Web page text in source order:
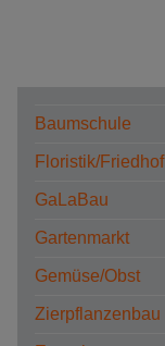
Baumschule
Floristik/Friedhof
GaLaBau
Gartenmarkt
Gemüse/Obst
Zierpflanzenbau